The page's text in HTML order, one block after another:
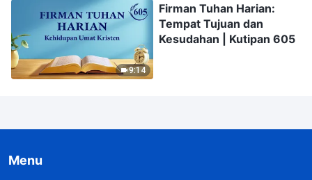
9:14
Firman Tuhan Harian:
Tempat Tujuan dan
Kesudahan | Kutipan 605
Menu